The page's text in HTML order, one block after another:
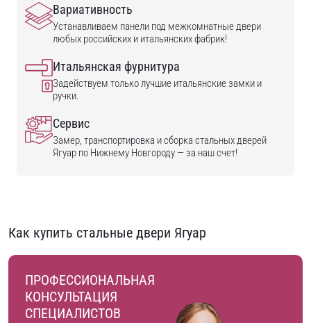
Вариативность
Устанавливаем панели под межкомнатные двери
любых российских и итальянских фабрик!
Итальянская фурнитура
Задействуем только лучшие итальянские замки и
ручки.
Сервис
Замер, транспортировка и сборка стальных дверей
Ягуар по Нижнему Новгороду — за наш счет!
Как купить стальные двери Ягуар
ПРОФЕССИОНАЛЬНАЯ
КОНСУЛЬТАЦИЯ
СПЕЦИАЛИСТОВ